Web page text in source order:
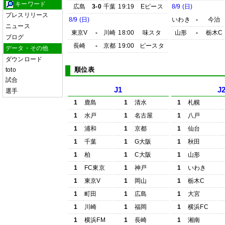
キーワード
プレスリリース
ニュース
ブログ
データ・その他
ダウンロード
toto
試合
選手
広島
3-0 千葉 19:19
Eピース
8/9 (日)
東京V
- 川崎 18:00
味スタ
長崎
- 京都 19:00 ピースタ
8/9 (日)
いわき
-
今治
山形
- 栃木C
順位表
J1
1 鹿島 1
清水
1
水戸 1
名古屋
1
浦和 1
京都
1
千葉 1
G大阪
1
柏 1
C大阪
1
FC東京 1
神戸
1
東京V 1
岡山
1
町田 1
広島
1
川崎 1
福岡
1
横浜FM 1 長崎
1
札幌
1
八戸
1
仙台
1
秋田
1
山形
1
いわき
1
栃木C
1
大宮
1
横浜FC
1
湘南